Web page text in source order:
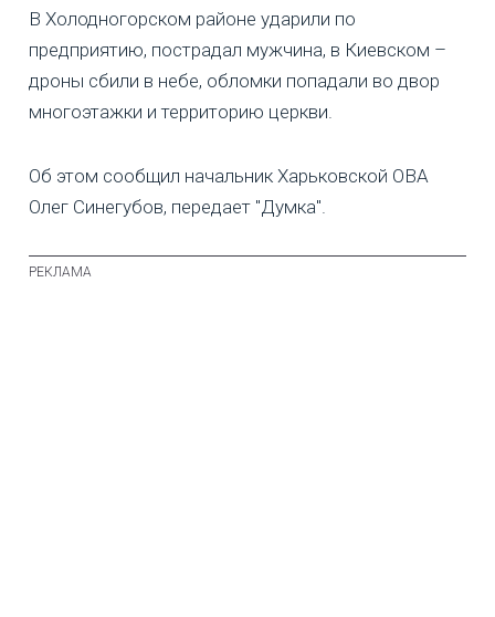
В Холодногорском районе ударили по
предприятию, пострадал мужчина, в Киевском –
дроны сбили в небе, обломки попадали во двор
многоэтажки и территорию церкви.
Об этом сообщил начальник Харьковской ОВА
Олег Синегубов, передает "Думка".